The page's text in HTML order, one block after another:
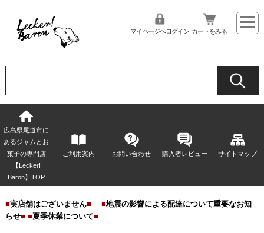
マイページへログイン カートをみる
広島県尾道市に
あるジャムとお
菓子の専門店
【Lecker!
Baron】TOP
ご利用案内 お問い合わせ 購入者レビュー サイトマップ
■実店舗はございません■ ■地震の影響による配達について重要なお知
らせ■ ■夏季休業について■